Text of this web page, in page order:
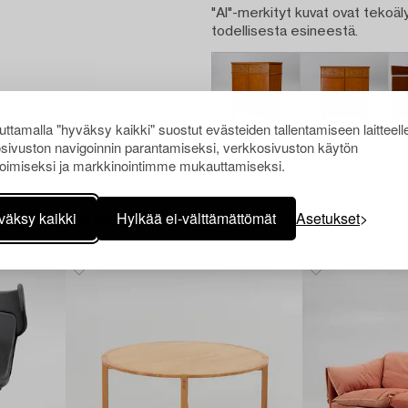
"hyväksy kaikki" suostut evästeiden tallentamiseen
navigoinnin parantamiseksi, verkkosivuston käytön
ja markkinointimme mukauttamiseksi.
kaikki Hylkää ei-välttämättömät Asetukset
"AI"-merkityt kuvat ovat
todellisesta esineestä.
Muiden katsomia kohteita